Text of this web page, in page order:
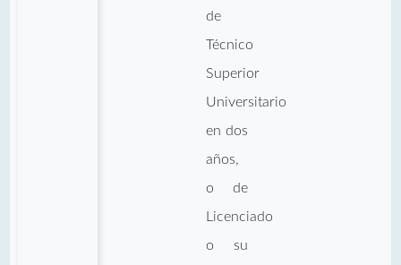
de
Técnico
Superior
Universitario
en dos
años,
o de
Licenciado
o su